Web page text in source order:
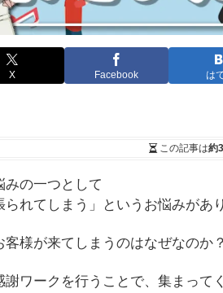
X Facebook は
この記事は約
みの一つとして
られてしまう」というお悩みがあ
客様が来てしまうのはなぜなのか？
謝ワークを行うことで、集まって